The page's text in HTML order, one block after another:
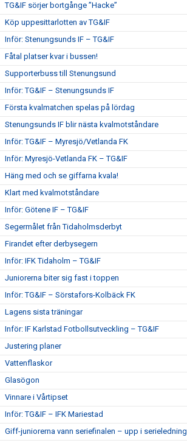
TG&IF sörjer bortgånge ”Hacke”
Köp uppesittarlotten av TG&IF
Inför: Stenungsunds IF – TG&IF
Fåtal platser kvar i bussen!
Supporterbuss till Stenungsund
Inför: TG&IF – Stenungsunds IF
Första kvalmatchen spelas på lördag
Stenungsunds IF blir nästa kvalmotståndare
Inför: TG&IF – Myresjö/Vetlanda FK
Inför: Myresjö-Vetlanda FK – TG&IF
Häng med och se giffarna kvala!
Klart med kvalmotståndare
Inför: Götene IF – TG&IF
Segermålet från Tidaholmsderbyt
Firandet efter derbysegern
Inför: IFK Tidaholm – TG&IF
Juniorerna biter sig fast i toppen
Inför: TG&IF – Sörstafors-Kolbäck FK
Lagens sista träningar
Inför: IF Karlstad Fotbollsutveckling – TG&IF
Justering planer
Vattenflaskor
Glasögon
Vinnare i Vårtipset
Inför: TG&IF – IFK Mariestad
Giff-juniorerna vann seriefinalen – upp i serieledning